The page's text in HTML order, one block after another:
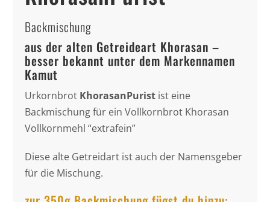
Backmischung
aus der alten Getreideart Khorasan –
besser bekannt unter dem Markennamen
Kamut
Urkornbrot KhorasanPuristist eine
Backmischung für ein Vollkornbrot Khorasan
Vollkornmehl “extrafein”
Diese alte Getreidart ist auch der Namensgeber
für die Mischung.